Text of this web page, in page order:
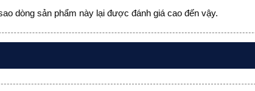
dòng sản phẩm này lại được đánh giá cao đến vậy.